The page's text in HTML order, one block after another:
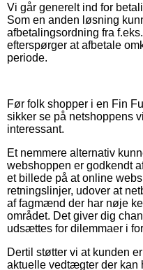
Vi går generelt ind for
Som en anden løsning
afbetalingsordning fra
efterspørger at afbetale
periode.
Før folk shopper i en Fin
sikker se på netshoppens
interessant.
Et nemmere alternativ
webshoppen er godkendt
et billede på at online
retningslinjer, udover at
af fagmænd der har nøje
området. Det giver dig
udsættes for dilemmaer i
Dertil støtter vi at kunden
aktuelle vedtægter der kan